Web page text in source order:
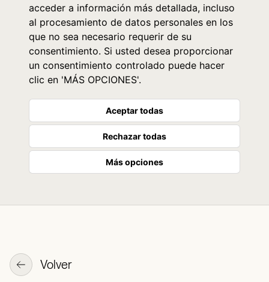
acceder a información más detallada, incluso
al procesamiento de datos personales en los
que no sea necesario requerir de su
consentimiento. Si usted desea proporcionar
un consentimiento controlado puede hacer
clic en 'MÁS OPCIONES'.
Aceptar todas
Rechazar todas
Más opciones
Volver